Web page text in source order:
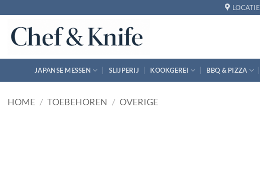
naar
inhoud
LOCATIE
JAPANSE MESSEN SLIJPERIJ KOOKGEREI BBQ & PIZZA
HOME / TOEBEHOREN / OVERIGE